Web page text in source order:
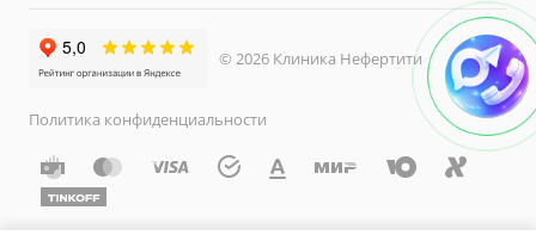
© 2026 Клиника Нефертити
Политика конфиденциальности